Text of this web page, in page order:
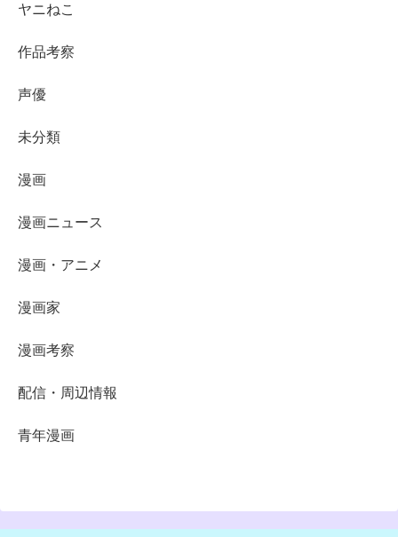
ヤニねこ
作品考察
声優
未分類
漫画
漫画ニュース
漫画・アニメ
漫画家
漫画考察
配信・周辺情報
青年漫画